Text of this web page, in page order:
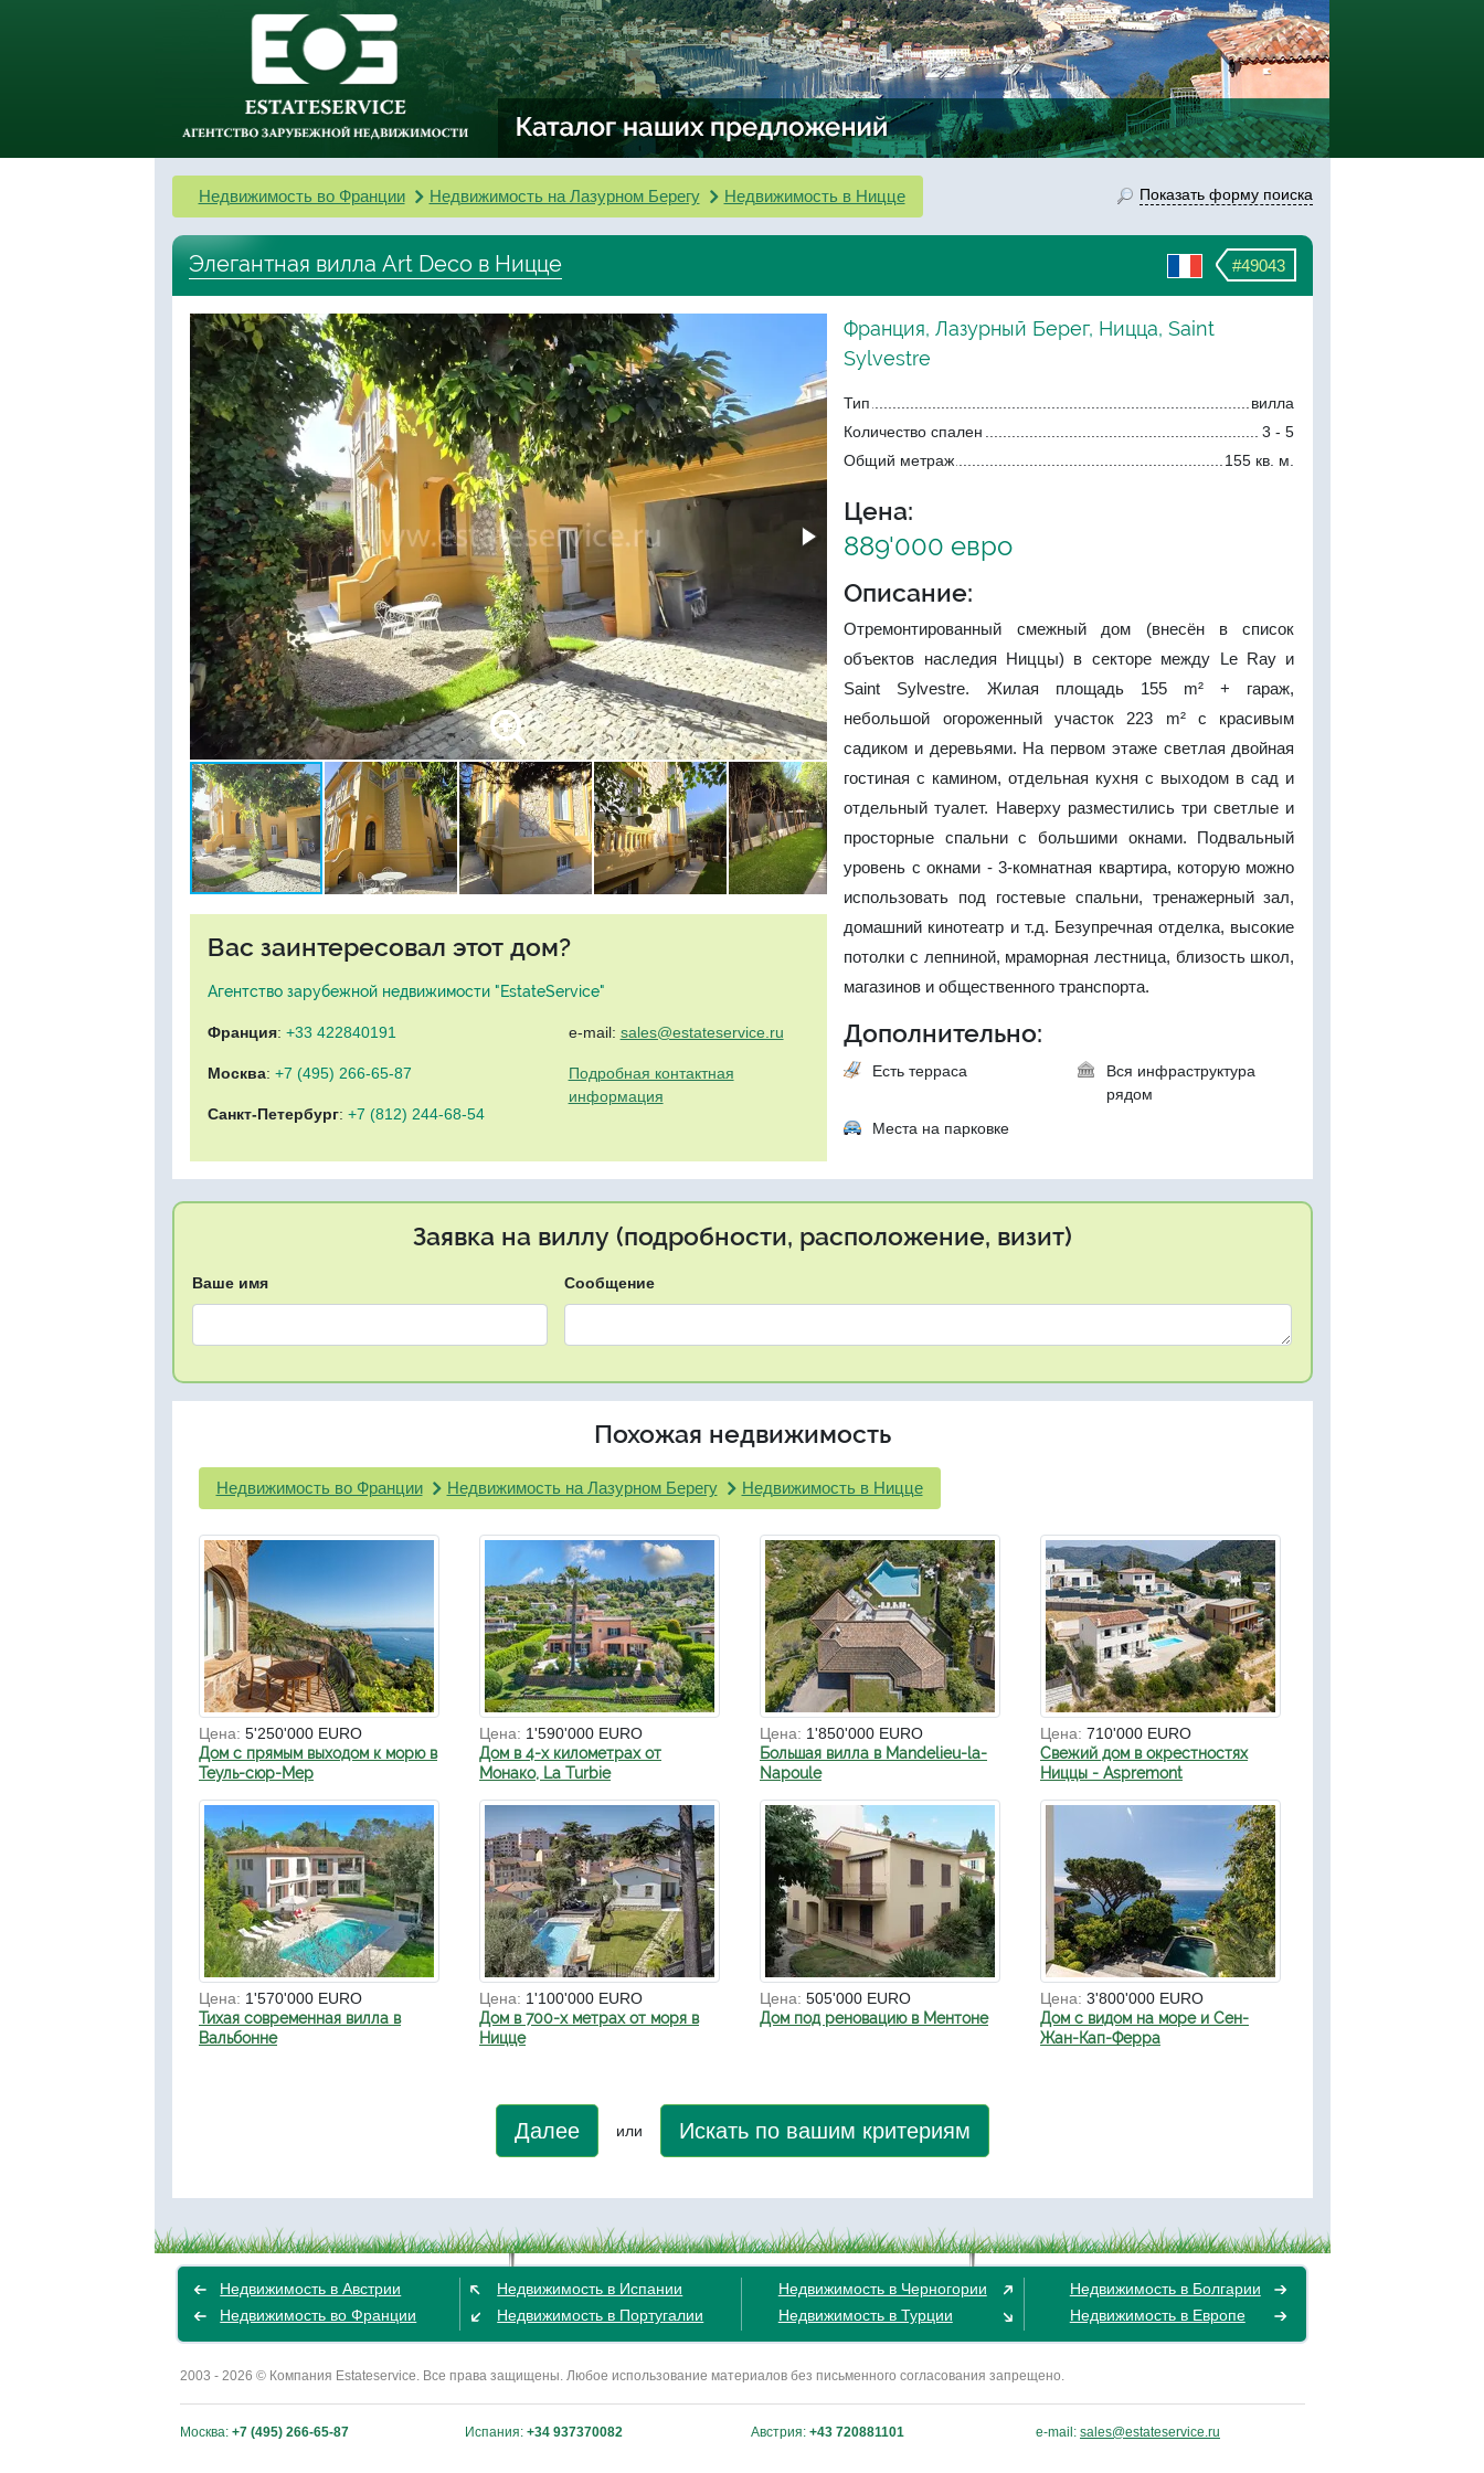
Недвижимость во Франции Недвижимость на Лазурном Берегу Недвижимость в Ницце Показать форму поиска
#49043
Элегантная вилла Art Deco в Ницце
Вас заинтересовал этот дом?
Агентство зарубежной недвижимости "EstateService"
Франция: +33 422840191
Москва: +7 (495) 266-65-87
Санкт-Петербург: +7 (812) 244-68-54
e-mail: sales@estateservice.ru
Подробная контактная
информация
Франция, Лазурный Берег, Ницца, Saint
Sylvestre
Тип
вилла
Количество спален
3 - 5
Общий метраж
155 кв. м.
Цена:
889'000 евро
Описание:
Отремонтированный смежный дом (внесён в список
объектов наследия Ниццы) в секторе между Le Ray и
Saint Sylvestre. Жилая площадь 155 m² + гараж,
небольшой огороженный участок 223 m² с красивым
садиком и деревьями. На первом этаже светлая двойная
гостиная с камином, отдельная кухня с выходом в сад и
отдельный туалет. Наверху разместились три светлые и
просторные спальни с большими окнами. Подвальный
уровень с окнами - 3-комнатная квартира, которую можно
использовать под гостевые спальни, тренажерный зал,
домашний кинотеатр и т.д. Безупречная отделка, высокие
потолки с лепниной, мраморная лестница, близость школ,
магазинов и общественного транспорта.
Дополнительно:
Есть терраса
Вся инфраструктура
рядом
Места на парковке
Заявка на виллу (подробности, расположение, визит)
Ваше имя Сообщение
Похожая недвижимость
Недвижимость во Франции Недвижимость на Лазурном Берегу Недвижимость в Ницце
Цена: 5'250'000 EURO
Дом с прямым выходом к морю в
Теуль-сюр-Мер
Цена: 1'590'000 EURO
Дом в 4-х километрах от
Монако, La Turbie
Цена: 1'850'000 EURO
Большая вилла в Mandelieu-la-
Napoule
Цена: 710'000 EURO
Свежий дом в окрестностях
Ниццы - Aspremont
Цена: 1'570'000 EURO
Тихая современная вилла в
Вальбонне
Цена: 1'100'000 EURO
Дом в 700-х метрах от моря в
Ницце
Цена: 505'000 EURO
Дом под реновацию в Ментоне
Цена: 3'800'000 EURO
Дом с видом на море и Сен-
Жан-Кап-Ферра
Далее или Искать по вашим критериям
Недвижимость в Австрии
Недвижимость во Франции
Недвижимость в Испании
Недвижимость в Португалии
Недвижимость в Черногории
Недвижимость в Турции
Недвижимость в Болгарии
Недвижимость в Европе
2003 - 2026 © Компания Estateservice. Все права защищены. Любое использование материалов без письменного согласования запрещено.
Москва: +7 (495) 266-65-87 Испания: +34 937370082 Австрия: +43 720881101 e-mail: sales@estateservice.ru